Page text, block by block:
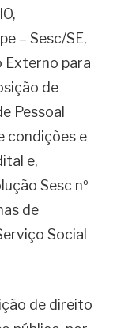
– Sesc/SE,
Externo para
de
Pessoal
condições e
e,
Sesc nº
de
Social
de direito